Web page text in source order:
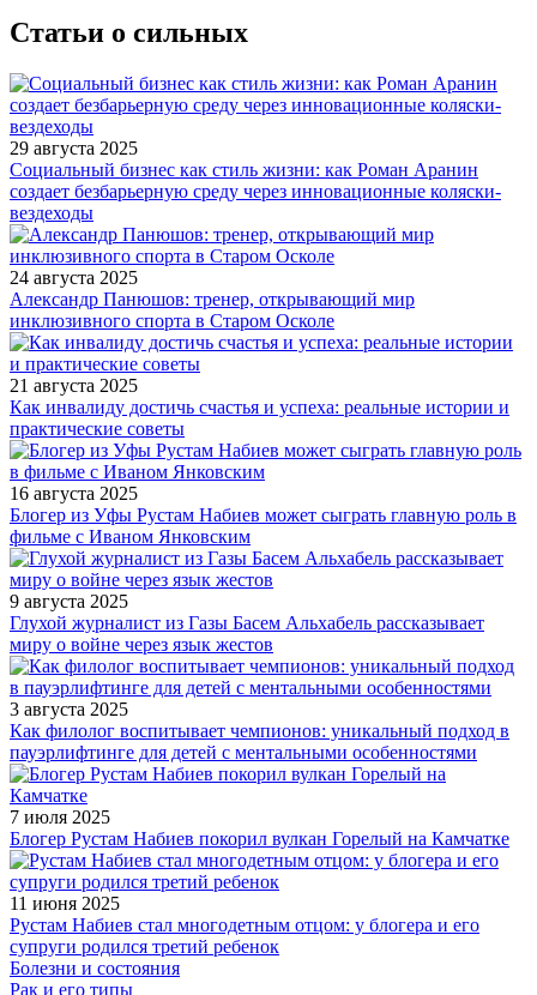
Статьи о сильных
29 августа 2025
Социальный бизнес как стиль жизни: как Роман Аранин
создает безбарьерную среду через инновационные коляски-
вездеходы
24 августа 2025
Александр Панюшов: тренер, открывающий мир
инклюзивного спорта в Старом Осколе
21 августа 2025
Как инвалиду достичь счастья и успеха: реальные истории и
практические советы
16 августа 2025
Блогер из Уфы Рустам Набиев может сыграть главную роль в
фильме с Иваном Янковским
9 августа 2025
Глухой журналист из Газы Басем Альхабель рассказывает
миру о войне через язык жестов
3 августа 2025
Как филолог воспитывает чемпионов: уникальный подход в
пауэрлифтинге для детей с ментальными особенностями
7 июля 2025
Блогер Рустам Набиев покорил вулкан Горелый на Камчатке
11 июня 2025
Рустам Набиев стал многодетным отцом: у блогера и его
супруги родился третий ребенок
Болезни и состояния
Рак и его типы